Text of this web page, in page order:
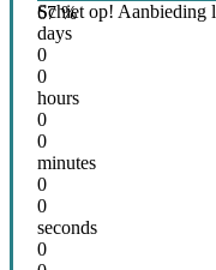
67 %
Schiet op! Aanbieding
days
0
0
hours
0
0
minutes
0
0
seconds
0